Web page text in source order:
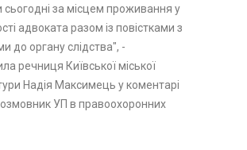
сьогодні за місцем проживання у
адвоката разом із повістками з
до органу слідства", -
речниця Київської міської
Надія Максимець у коментарі
УП в правоохоронних